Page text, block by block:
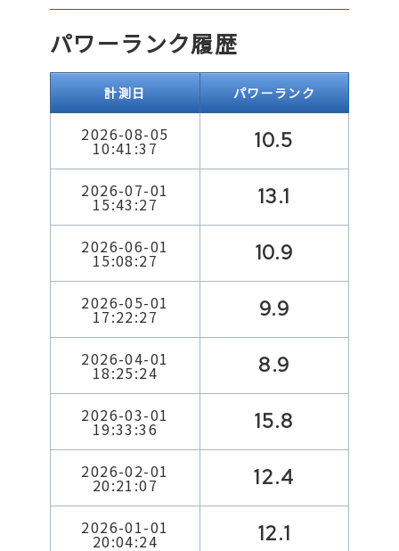
パワーランク履歴
計測日 パワーランク
2026-08-05
10:41:37 10.5
2026-07-01
15:43:27 13.1
2026-06-01
15:08:27 10.9
2026-05-01
17:22:27 9.9
2026-04-01
18:25:24 8.9
2026-03-01
19:33:36 15.8
2026-02-01
20:21:07 12.4
2026-01-01
20:04:24 12.1